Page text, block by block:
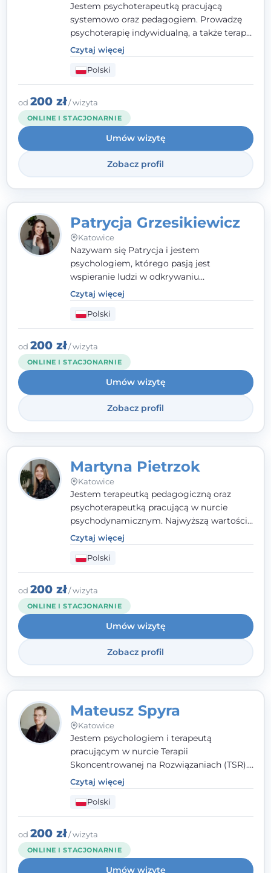
Jestem psychoterapeutką pracującą
systemowo oraz pedagogiem. Prowadzę
psychoterapię indywidualną, a także terapię
par, małżeństw i rodzin. Patrzę na
człowieka całościowo - w kontekście jego
relacji z rodziną, pracą i otoczeniem - i
opieram współpracę na Twoich mocnych
stronach.
Czytaj więcej
Polski
od 200 zł/ wizyta
ONLINE I STACJONARNIE
Umów wizytę
Zobacz profil
Patrycja Grzesikiewicz
Katowice
Nazywam się Patrycja i jestem
psychologiem, którego pasją jest
wspieranie ludzi w odkrywaniu
wewnętrznej siły i radzeniu sobie z
codziennymi trudnościami. Pracuję w
nurcie poznawczo-behawioralnym, oferując
indywidualne podejście pełne empatii,
zaufania i wsparcia. Jeśli masz za sobą
trudny czas, jestem tutaj dla Ciebie.
Czytaj więcej
Polski
od 200 zł/ wizyta
ONLINE I STACJONARNIE
Umów wizytę
Zobacz profil
Martyna Pietrzok
Katowice
Jestem terapeutką pedagogiczną oraz
psychoterapeutką pracującą w nurcie
psychodynamicznym. Najwyższą wartością
jest dla mnie bliska, pełna zrozumienia i
zaangażowania relacja z pacjentem. To
właśnie ta oparta na zaufaniu więź staje się
przestrzenią, w której można dotrzeć do
źródła trudności i spojrzeć na nie inaczej
niż dotąd.
Czytaj więcej
Polski
od 200 zł/ wizyta
ONLINE I STACJONARNIE
Umów wizytę
Zobacz profil
Mateusz Spyra
Katowice
Jestem psychologiem i terapeutą
pracującym w nurcie Terapii
Skoncentrowanej na Rozwiązaniach (TSR).
Towarzyszę młodzieży i dorosłym z
empatią, zrozumieniem i bez oceniania.
Daję przestrzeń do bycia sobą, bo wiem, że
w każdym człowieku jest coś wyjątkowego.
Czytaj więcej
Polski
od 200 zł/ wizyta
ONLINE I STACJONARNIE
Umów wizytę